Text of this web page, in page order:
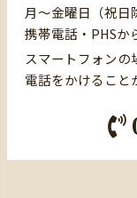
月～金曜日（祝日
携帯電話・PHSか
スマートフォン
電話をかけること